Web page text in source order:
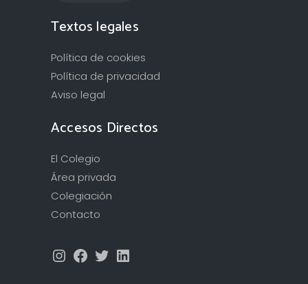
Textos legales
Política de cookies
Política de privacidad
Aviso legal
Accesos Directos
El Colegio
Área privada
Colegiación
Contacto
Instagram
Facebook
TwitterLinkedIn